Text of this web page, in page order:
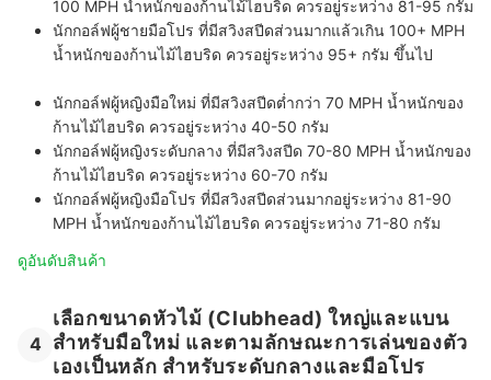
100 MPH น้ำหนักของก้านไม้ไฮบริด ควรอยู่ระหว่าง 81-95 กรัม
นักกอล์ฟผู้ชายมือโปร ที่มีสวิงสปีดส่วนมากแล้วเกิน 100+ MPH
น้ำหนักของก้านไม้ไฮบริด ควรอยู่ระหว่าง 95+ กรัม ขึ้นไป
นักกอล์ฟผู้หญิงมือใหม่ ที่มีสวิงสปีดต่ำกว่า 70 MPH น้ำหนักของ
ก้านไม้ไฮบริด ควรอยู่ระหว่าง 40-50 กรัม
นักกอล์ฟผู้หญิงระดับกลาง ที่มีสวิงสปีด 70-80 MPH น้ำหนักของ
ก้านไม้ไฮบริด ควรอยู่ระหว่าง 60-70 กรัม
นักกอล์ฟผู้หญิงมือโปร ที่มีสวิงสปีดส่วนมากอยู่ระหว่าง 81-90
MPH น้ำหนักของก้านไม้ไฮบริด ควรอยู่ระหว่าง 71-80 กรัม
ดูอันดับสินค้า
4
เลือกขนาดหัวไม้ (Clubhead) ใหญ่และแบน
สำหรับมือใหม่ และตามลักษณะการเล่นของตัว
เองเป็นหลัก สำหรับระดับกลางและมือโปร